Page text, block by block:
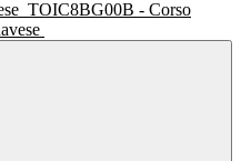
TOIC8BG00B - Corso